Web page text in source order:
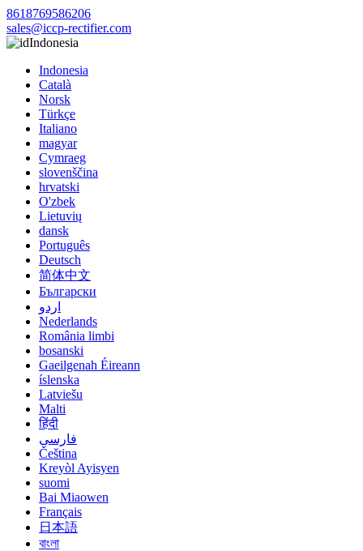
8618769586206
sales@iccp-rectifier.com
Indonesia
Indonesia
Català
Norsk
Türkçe
Italiano
magyar
Cymraeg
slovenščina
hrvatski
O'zbek
Lietuvių
dansk
Português
Deutsch
简体中文
Български
اردو
Nederlands
România limbi
bosanski
Gaeilgenah Éireann
íslenska
Latviešu
Malti
हिंदी
فارسی
Čeština
Kreyòl Ayisyen
suomi
Bai Miaowen
Français
日本語
বাংলা